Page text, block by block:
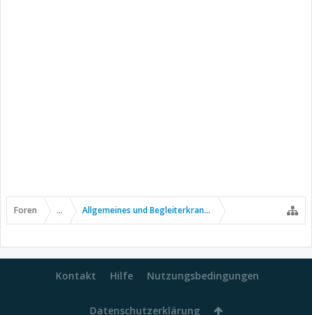
Foren ... Allgemeines und Begleiterkrankungen
Kontakt Hilfe Nutzungsbedingungen
Datenschutzerklärung